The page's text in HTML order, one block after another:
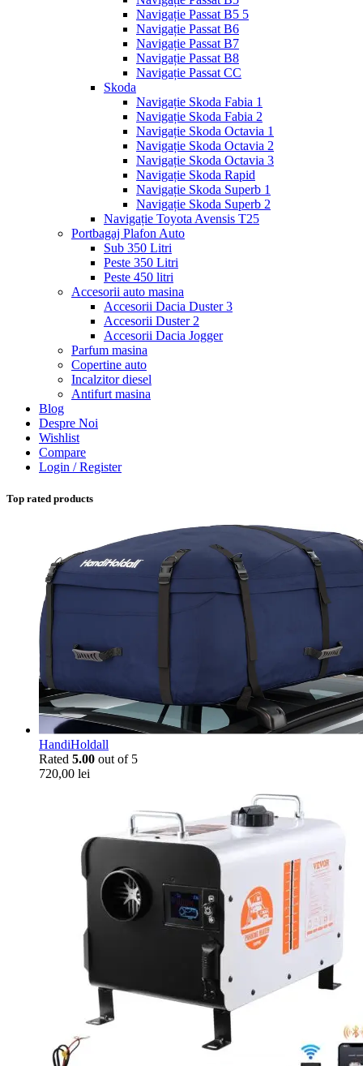
Navigație Passat B5 5
Navigație Passat B6
Navigație Passat B7
Navigație Passat B8
Navigație Passat CC
Skoda
Navigație Skoda Fabia 1
Navigație Skoda Fabia 2
Navigație Skoda Octavia 1
Navigație Skoda Octavia 2
Navigație Skoda Octavia 3
Navigație Skoda Rapid
Navigație Skoda Superb 1
Navigație Skoda Superb 2
Navigație Toyota Avensis T25
Portbagaj Plafon Auto
Sub 350 Litri
Peste 350 Litri
Peste 450 litri
Accesorii auto masina
Accesorii Dacia Duster 3
Accesorii Duster 2
Accesorii Dacia Jogger
Parfum masina
Copertine auto
Incalzitor diesel
Antifurt masina
Blog
Despre Noi
Wishlist
Compare
Login / Register
Top rated products
HandiHoldall
Rated 5.00 out of 5
720,00 lei